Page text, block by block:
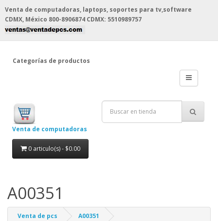
Venta de computadoras, laptops, soportes para tv,software
CDMX, México 800-8906874 CDMX: 5510989757
Categorías de productos
Venta de computadoras
0 articulo(s) - $0.00
A00351
Venta de pcs A00351